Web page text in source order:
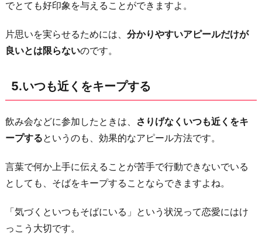
でとても好印象を与えることができますよ。
片思いを実らせるためには、 分かりやすいアピールだけが
良いとは限らないのです。
5.いつも近くをキープする
飲み会などに参加したときは、 さりげなくいつも近くをキ
ープするというのも、効果的なアピール方法です。
言葉で何か上手に伝えることが苦手で行動できないでいる
としても、そばをキープすることならできますよね。
「気づくといつもそばにいる」という状況って恋愛にはけ
っこう大切です。